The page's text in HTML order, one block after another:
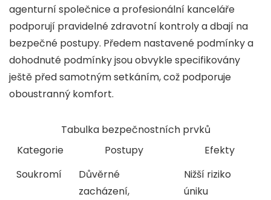
agenturní společnice a profesionální kanceláře
podporují pravidelné zdravotní kontroly a dbají na
bezpečné postupy. Předem nastavené podmínky a
dohodnuté podmínky jsou obvykle specifikovány
ještě před samotným setkáním, což podporuje
oboustranný komfort.
Tabulka bezpečnostních prvků
Kategorie
Postupy
Efekty
Soukromí
Důvěrné
zacházení,
Nižší riziko
úniku